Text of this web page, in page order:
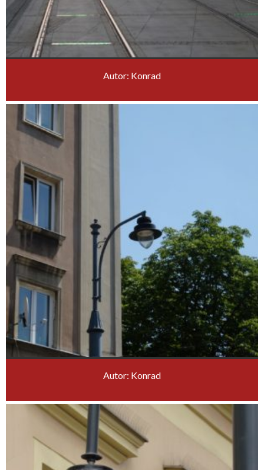
Autor: Konrad
Autor: Konrad